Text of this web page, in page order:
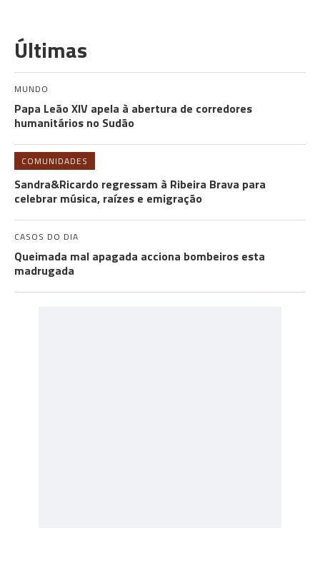
Últimas
MUNDO
Papa Leão XIV apela à abertura de corredores
humanitários no Sudão
COMUNIDADES
Sandra&Ricardo regressam à Ribeira Brava para
celebrar música, raízes e emigração
CASOS DO DIA
Queimada mal apagada acciona bombeiros esta
madrugada